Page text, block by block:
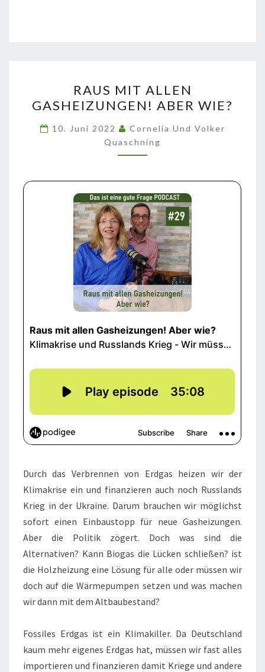
MIT
ALLEN
GASHEIZUNGEN!
ABER
WIE?
RAUS MIT ALLEN
GASHEIZUNGEN! ABER WIE?
10. Juni 2022
Cornelia Und Volker
Quaschning
Durch das Verbrennen von Erdgas heizen wir der
Klimakrise ein und finanzieren auch noch Russlands
Krieg in der Ukraine. Darum brauchen wir möglichst
sofort einen Einbaustopp für neue Gasheizungen.
Aber die Politik zögert. Doch was sind die
Alternativen? Kann Biogas die Lücken schließen? ist
die Holzheizung eine Lösung für alle oder müssen wir
doch auf die Wärmepumpen setzen und was machen
wir dann mit dem Altbaubestand?
Fossiles Erdgas ist ein Klimakiller. Da Deutschland
kaum mehr eigenes Erdgas hat, müssen wir fast alles
importieren und finanzieren damit Kriege und andere